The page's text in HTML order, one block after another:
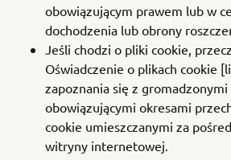
obowiązującym prawem lub w
dochodzenia lub obrony
Jeśli chodzi o pliki cookie,
Oświadczenie o plikach cookie
zapoznania się z
obowiązującymi okresami
cookie umieszczanymi za
witryny internetowej.